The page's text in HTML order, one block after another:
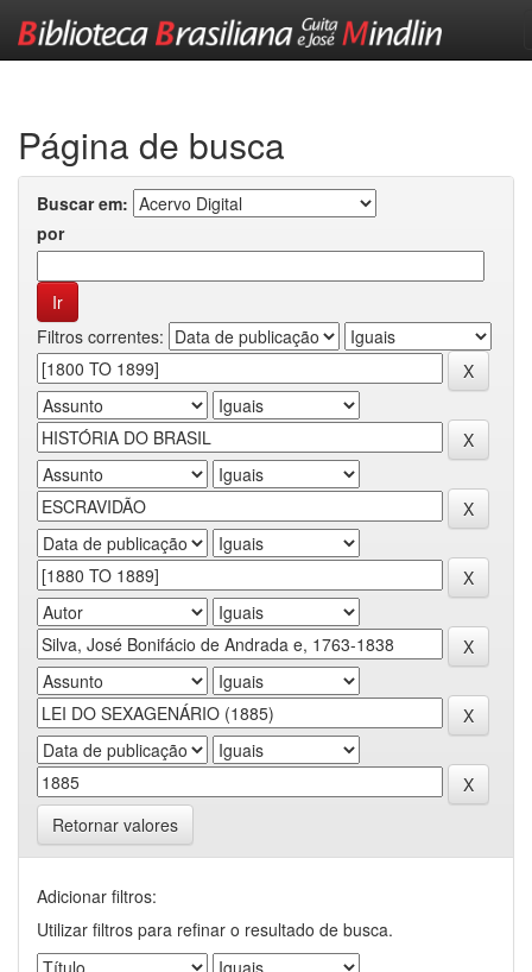
Página de busca
Buscar em:
por
Filtros correntes:
Retornar valores
Adicionar filtros:
Utilizar filtros para refinar o resultado de busca.